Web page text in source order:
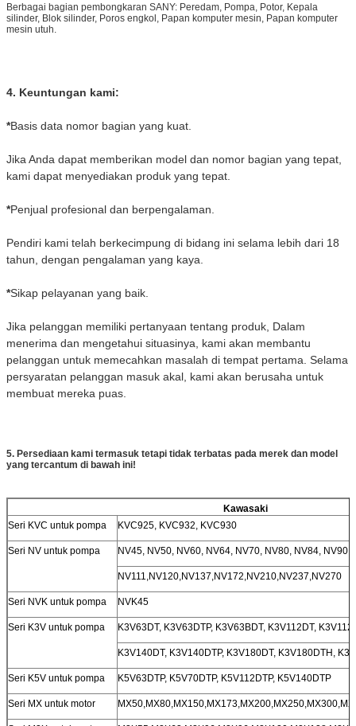
Berbagai bagian pembongkaran SANY: Peredam, Pompa, Potor, Kepala
silinder, Blok silinder, Poros engkol, Papan komputer mesin, Papan komputer
mesin utuh.
4. Keuntungan kami:
*Basis data nomor bagian yang kuat.
Jika Anda dapat memberikan model dan nomor bagian yang tepat,
kami dapat menyediakan produk yang tepat.
*Penjual profesional dan berpengalaman.
Pendiri kami telah berkecimpung di bidang ini selama lebih dari 18
tahun, dengan pengalaman yang kaya.
*Sikap pelayanan yang baik.
Jika pelanggan memiliki pertanyaan tentang produk, Dalam
menerima dan mengetahui situasinya, kami akan membantu
pelanggan untuk memecahkan masalah di tempat pertama. Selama
persyaratan pelanggan masuk akal, kami akan berusaha untuk
membuat mereka puas.
5. Persediaan kami termasuk tetapi tidak terbatas pada merek dan model
yang tercantum di bawah ini!
Kawasaki
Seri KVC untuk pompa
KVC925, KVC932, KVC930
Seri NV untuk pompa NV45, NV50, NV60, NV64, NV70, NV80, NV84, NV90,
NV111,NV120,NV137,NV172,NV210,NV237,NV270
Seri NVK untuk pompa NVK45
Seri K3V untuk pompa K3V63DT, K3V63DTP, K3V63BDT, K3V112DT,
K3V140DT, K3V140DTP, K3V180DT, K3V180DTH,
Seri K5V untuk pompa K5V63DTP, K5V70DTP, K5V112DTP, K5V140DTP
Seri MX untuk motor